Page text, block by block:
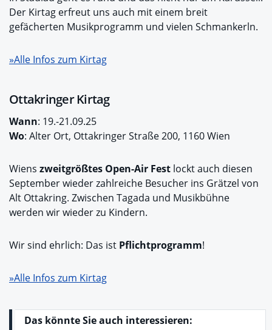
Der Kirtag erfreut uns auch mit einem breit
gefächerten Musikprogramm und vielen Schmankerln.
»Alle Infos zum Kirtag
Ottakringer Kirtag
Wann: 19.-21.09.25
Wo: Alter Ort, Ottakringer Straße 200, 1160 Wien
Wiens zweitgrößtes Open-Air Fest lockt auch diesen
September wieder zahlreiche Besucher ins Grätzel von
Alt Ottakring. Zwischen Tagada und Musikbühne
werden wir wieder zu Kindern.
Wir sind ehrlich: Das ist Pflichtprogramm!
»Alle Infos zum Kirtag
Das könnte Sie auch interessieren: